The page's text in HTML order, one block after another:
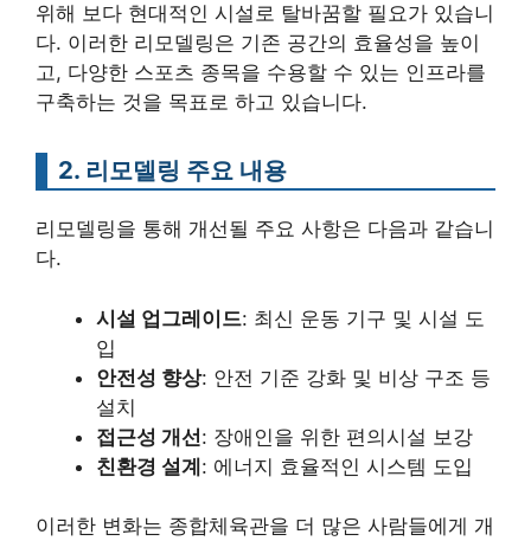
위해 보다 현대적인 시설로 탈바꿈할 필요가 있습니
다. 이러한 리모델링은 기존 공간의 효율성을 높이
고, 다양한 스포츠 종목을 수용할 수 있는 인프라를
구축하는 것을 목표로 하고 있습니다.
2. 리모델링 주요 내용
리모델링을 통해 개선될 주요 사항은 다음과 같습니
다.
시설 업그레이드: 최신 운동 기구 및 시설 도
입
안전성 향상: 안전 기준 강화 및 비상 구조 등
설치
접근성 개선: 장애인을 위한 편의시설 보강
친환경 설계: 에너지 효율적인 시스템 도입
이러한 변화는 종합체육관을 더 많은 사람들에게 개